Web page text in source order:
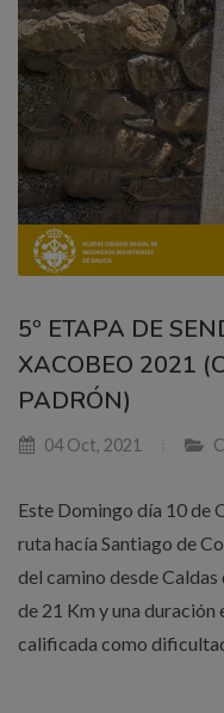
5º ETAPA DE
XACOBEO 2021
PADRÓN)
04 Oct, 2021
Este Domingo día 10 de
ruta hacía Santiago de
del camino desde
de 21 Km y una duración
calificada como